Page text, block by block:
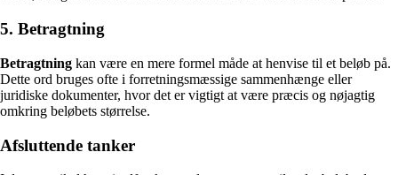
5. Betragtning
Betragtning kan være en mere formel måde at henvise til et beløb på.
Dette ord bruges ofte i forretningsmæssige sammenhænge eller
juridiske dokumenter, hvor det er vigtigt at være præcis og nøjagtig
omkring beløbets størrelse.
Afsluttende tanker